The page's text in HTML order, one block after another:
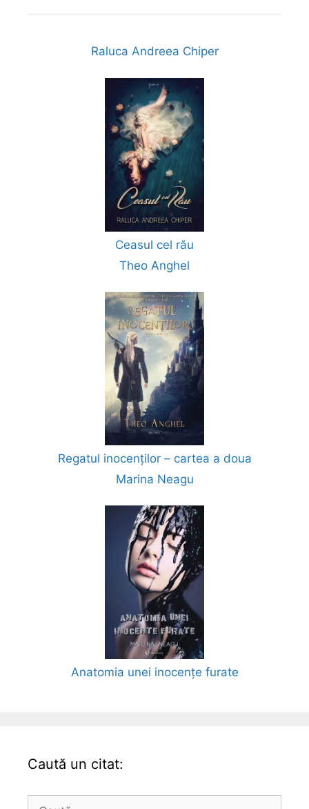
Raluca Andreea Chiper
Ceasul cel rău
Theo Anghel
Regatul inocenților – cartea a doua
Marina Neagu
Anatomia unei inocențe furate
Caută un citat: